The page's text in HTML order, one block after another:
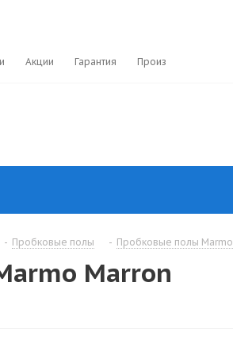
Акции Гарантия Производители
- Пробковые полы - Пробковые полы Marmo
Marron